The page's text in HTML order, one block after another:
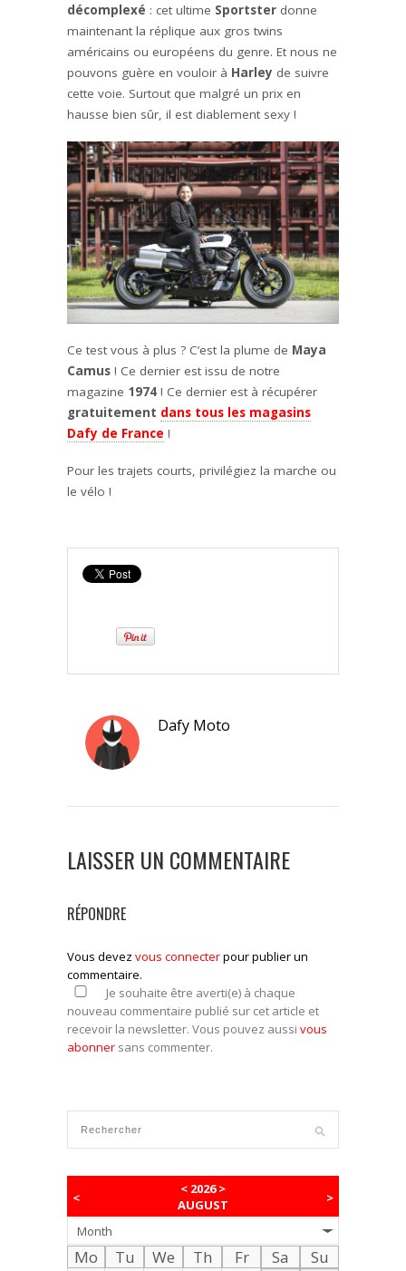
décomplexé : cet ultime Sportster donne
maintenant la réplique aux gros twins
américains ou européens du genre. Et nous ne
pouvons guère en vouloir à Harley de suivre
cette voie. Surtout que malgré un prix en
hausse bien sûr, il est diablement sexy !
Ce test vous à plus ? C’est la plume de Maya
Camus ! Ce dernier est issu de notre
magazine 1974 ! Ce dernier est à récupérer
gratuitement dans tous les magasins
Dafy de France !
Pour les trajets courts, privilégiez la marche ou
le vélo !
Dafy Moto
LAISSER UN COMMENTAIRE
RÉPONDRE
Vous devez vous connecterpour publier un
commentaire.
Je souhaite être averti(e) à chaque
nouveau commentaire publié sur cet article et
recevoir la newsletter. Vous pouvez aussi vous
abonner sans commenter.
<
< 2026>
AUGUST
>
Month
Mo Tu We Th Fr Sa Su